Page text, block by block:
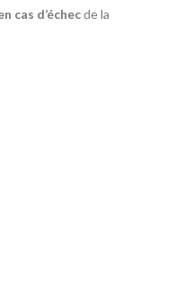
cas d’échecde la